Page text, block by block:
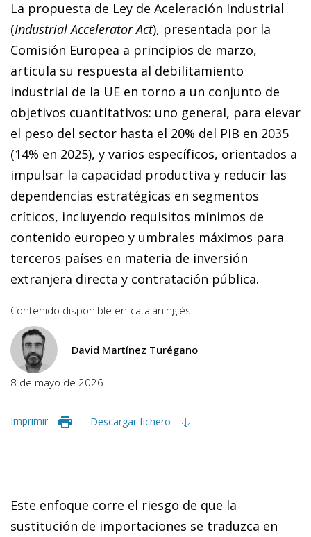
La propuesta de Ley de Aceleración Industrial
(Industrial Accelerator Act), presentada por la
Comisión Europea a principios de marzo,
articula su respuesta al debilitamiento
industrial de la UE en torno a un conjunto de
objetivos cuantitativos: uno general, para elevar
el peso del sector hasta el 20% del PIB en 2035
(14% en 2025), y varios específicos, orientados a
impulsar la capacidad productiva y reducir las
dependencias estratégicas en segmentos
críticos, incluyendo requisitos mínimos de
contenido europeo y umbrales máximos para
terceros países en materia de inversión
extranjera directa y contratación pública.
Contenido disponible en cataláninglés
David Martínez Turégano
8 de mayo de 2026
Imprimir Descargar fichero
Este enfoque corre el riesgo de que la
sustitución de importaciones se traduzca en